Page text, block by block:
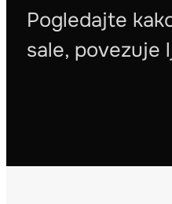
Pogledajte
sale, povezuje